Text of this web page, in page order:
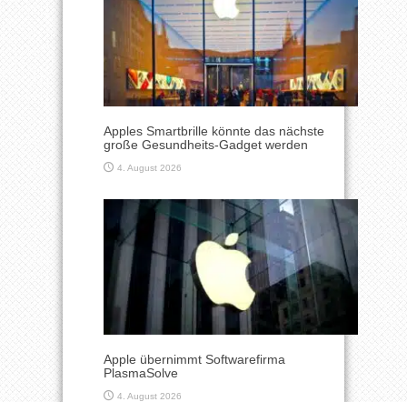
Apples Smartbrille könnte das nächste
große Gesundheits-Gadget werden
4. August 2026
Apple übernimmt Softwarefirma
PlasmaSolve
4. August 2026